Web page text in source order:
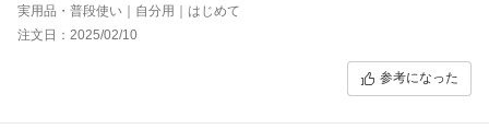
実用品・普段使い｜自分用｜はじめて
注文日：2025/02/10
参考になった